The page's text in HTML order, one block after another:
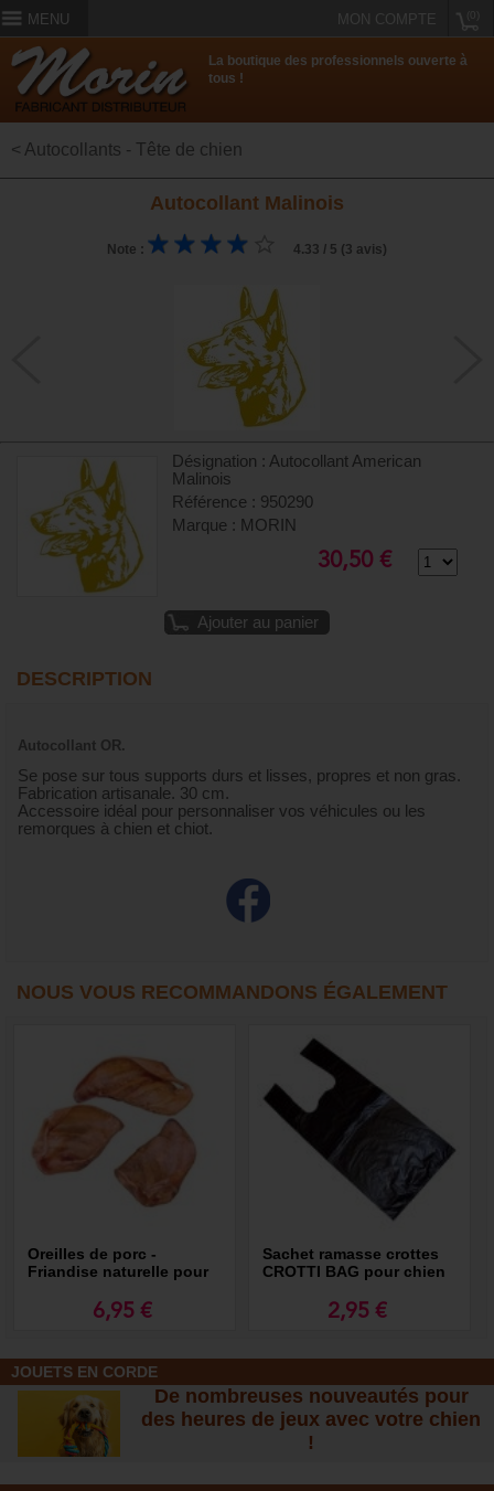
MENU MON COMPTE
La boutique des professionnels ouverte à
tous !
< Autocollants - Tête de chien
Autocollant Malinois
Note : 4.33 / 5 (3 avis)
Désignation : Autocollant American
Malinois
Référence : 950290
Marque : MORIN
30,50 €
Ajouter au panier
DESCRIPTION
Autocollant OR.
Se pose sur tous supports durs et lisses, propres et non gras.
Fabrication artisanale. 30 cm.
Accessoire idéal pour personnaliser vos véhicules ou les
remorques à chien et chiot.
NOUS VOUS RECOMMANDONS ÉGALEMENT
Oreilles de porc -
Friandise naturelle pour
6,95 €
Sachet ramasse crottes
CROTTI BAG pour chien
2,95 €
JOUETS EN CORDE
De nombreuses nouveautés pour
des heures de jeux avec votre chien
!